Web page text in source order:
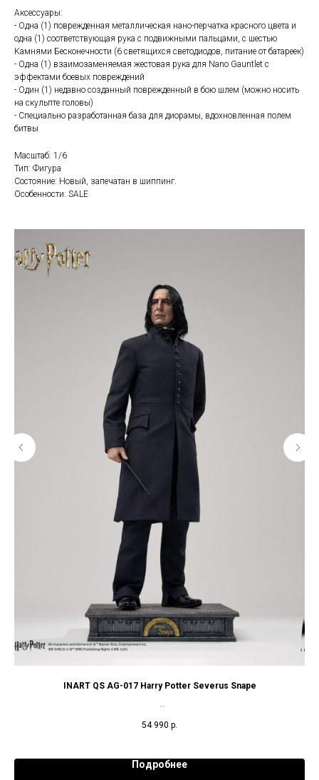
Аксессуары:
- Одна (1) поврежденная металлическая нано-перчатка красного цвета и
одна (1) соответствующая рука с подвижными пальцами, с шестью
Камнями Бесконечности (6 светящихся светодиодов, питание от батареек)
- Одна (1) взаимозаменяемая жестовая рука для Nano Gauntlet с
эффектами боевых повреждений
- Один (1) недавно созданный поврежденный в бою шлем (можно носить
на скульпте головы)
- Специально разработанная база для диорамы, вдохновленная полем
битвы
Масштаб: 1/6
Тип: Фигура
Состояние: Новый, запечатан в шиппинг.
Особенности: SALE
INART QS AG-017 Harry Potter Severus Snape
54 990 р.
Подробнее